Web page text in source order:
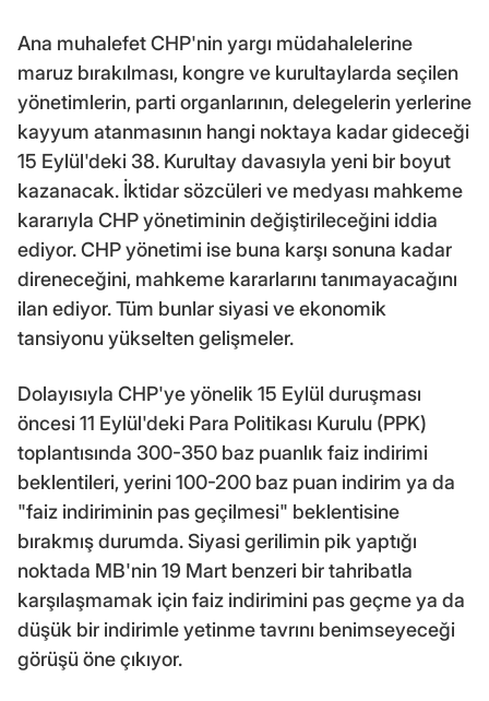
Ana muhalefet CHP'nin yargı müdahalelerine
maruz bırakılması, kongre ve kurultaylarda seçilen
yönetimlerin, parti organlarının, delegelerin yerlerine
kayyum atanmasının hangi noktaya kadar gideceği
15 Eylül'deki 38. Kurultay davasıyla yeni bir boyut
kazanacak. İktidar sözcüleri ve medyası mahkeme
kararıyla CHP yönetiminin değiştirileceğini iddia
ediyor. CHP yönetimi ise buna karşı sonuna kadar
direneceğini, mahkeme kararlarını tanımayacağını
ilan ediyor. Tüm bunlar siyasi ve ekonomik
tansiyonu yükselten gelişmeler.
Dolayısıyla CHP'ye yönelik 15 Eylül duruşması
öncesi 11 Eylül'deki Para Politikası Kurulu (PPK)
toplantısında 300-350 baz puanlık faiz indirimi
beklentileri, yerini 100-200 baz puan indirim ya da
"faiz indiriminin pas geçilmesi" beklentisine
bırakmış durumda. Siyasi gerilimin pik yaptığı
noktada MB'nin 19 Mart benzeri bir tahribatla
karşılaşmamak için faiz indirimini pas geçme ya da
düşük bir indirimle yetinme tavrını benimseyeceği
görüşü öne çıkıyor.